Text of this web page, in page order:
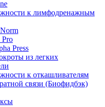
к лимфодренажным
Pro
Press
из легких
к откашливателям
связи (Биофидбэк)